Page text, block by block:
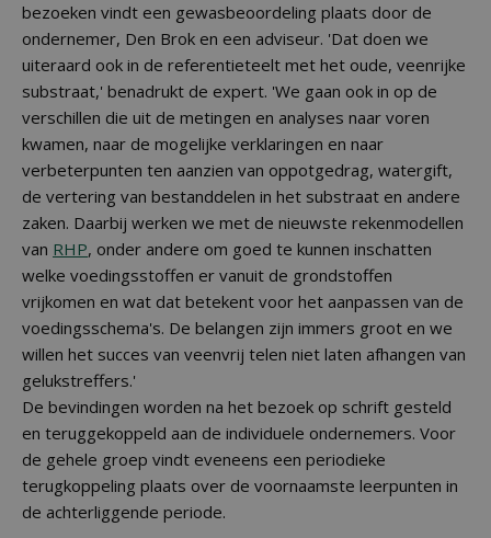
bezoeken vindt een gewasbeoordeling plaats door de
ondernemer, Den Brok en een adviseur. 'Dat doen we
uiteraard ook in de referentieteelt met het oude, veenrijke
substraat,' benadrukt de expert. 'We gaan ook in op de
verschillen die uit de metingen en analyses naar voren
kwamen, naar de mogelijke verklaringen en naar
verbeterpunten ten aanzien van oppotgedrag, watergift,
de vertering van bestanddelen in het substraat en andere
zaken. Daarbij werken we met de nieuwste rekenmodellen
van RHP, onder andere om goed te kunnen inschatten
welke voedingsstoffen er vanuit de grondstoffen
vrijkomen en wat dat betekent voor het aanpassen van de
voedingsschema's. De belangen zijn immers groot en we
willen het succes van veenvrij telen niet laten afhangen van
gelukstreffers.'
De bevindingen worden na het bezoek op schrift gesteld
en teruggekoppeld aan de individuele ondernemers. Voor
de gehele groep vindt eveneens een periodieke
terugkoppeling plaats over de voornaamste leerpunten in
de achterliggende periode.